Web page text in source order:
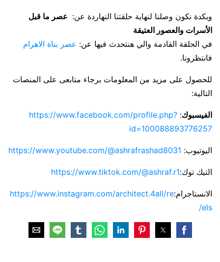
وبكدة نكون وصلنا لنهاية حلقتنا النهاردة عن: عصر ما قبل
الأسرات والعصور العتيقة
في الحلقة القادمة والي هنتحدث فيها عن: عصر بناة الاهرام
فانتظرونا.
للحصول على مزيد من المعلومات برجاء متابعى على المنصات
التالية:
الفيسبوك:
https://www.facebook.com/profile.php?
id=100088893776257
اليوتيوب: https://www.youtube.com/@ashrafrashad8031
التيك توك:https://www.tiktok.com/@ashraf.r1
الانستاجرام:https://www.instagram.com/architect.4all/re
els/